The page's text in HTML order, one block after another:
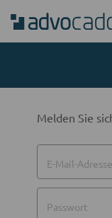
Melden Sie
E-Mail-Adresse
Passwort